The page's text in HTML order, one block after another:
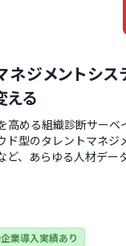
ジメントシス
る
める組織診断サーベ
型のタレントマネジ
、あらゆる人材デー
能になります。UI・
特徴。サポート体制も
の初期設定から導入
構築における課題も
わせて選択可能です。
業導入実績あり